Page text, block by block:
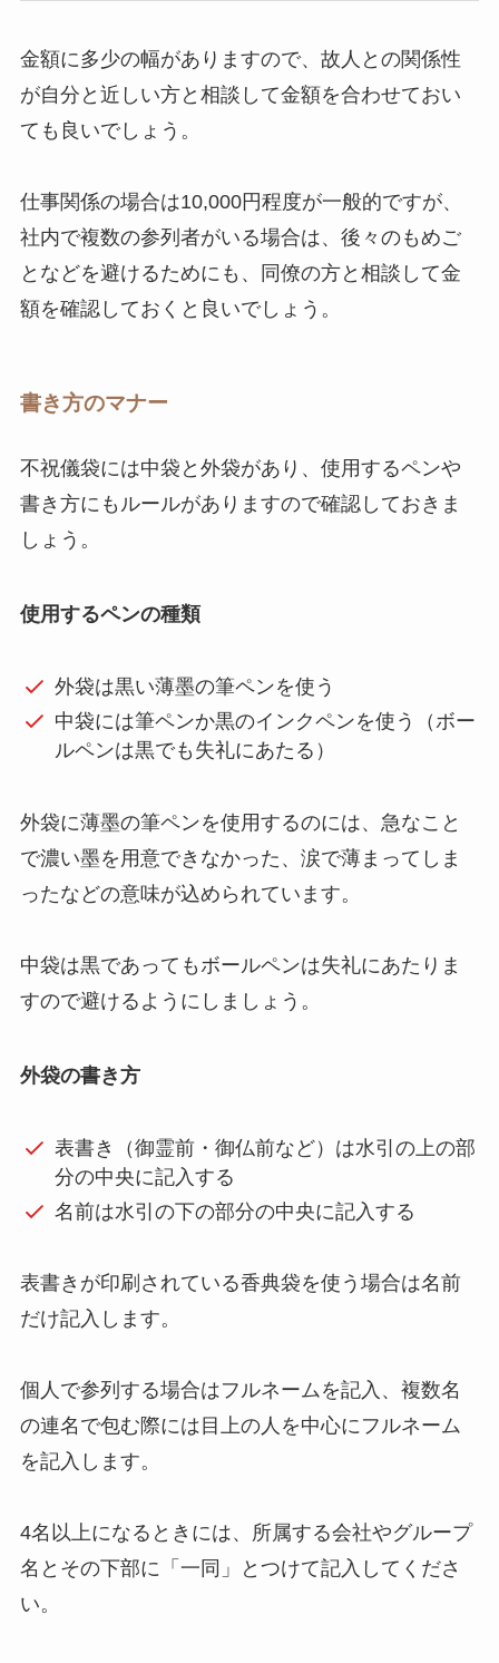
金額に多少の幅がありますので、故人との関係性
が自分と近しい方と相談して金額を合わせておい
ても良いでしょう。
仕事関係の場合は10,000円程度が一般的ですが、
社内で複数の参列者がいる場合は、後々のもめご
となどを避けるためにも、同僚の方と相談して金
額を確認しておくと良いでしょう。
書き方のマナー
不祝儀袋には中袋と外袋があり、使用するペンや
書き方にもルールがありますので確認しておきま
しょう。
使用するペンの種類
外袋は黒い薄墨の筆ペンを使う
中袋には筆ペンか黒のインクペンを使う（ボー
ルペンは黒でも失礼にあたる）
外袋に薄墨の筆ペンを使用するのには、急なこと
で濃い墨を用意できなかった、涙で薄まってしま
ったなどの意味が込められています。
中袋は黒であってもボールペンは失礼にあたりま
すので避けるようにしましょう。
外袋の書き方
表書き（御霊前・御仏前など）は水引の上の部
分の中央に記入する
名前は水引の下の部分の中央に記入する
表書きが印刷されている香典袋を使う場合は名前
だけ記入します。
個人で参列する場合はフルネームを記入、複数名
の連名で包む際には目上の人を中心にフルネーム
を記入します。
4名以上になるときには、所属する会社やグループ
名とその下部に「一同」とつけて記入してくださ
い。